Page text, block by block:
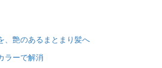
、艶のあるまとまり髪へ
ラーで解消